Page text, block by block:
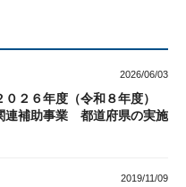
2026/06/03
０２６年度（令和８年度）
連補助事業 都道府県の実施
2019/11/09